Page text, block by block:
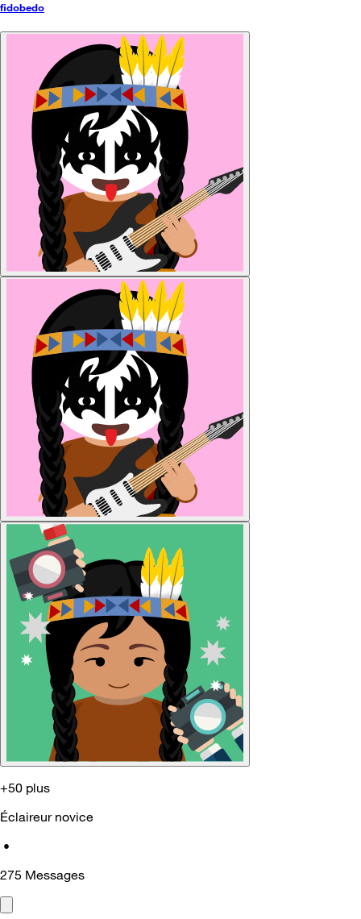
fidobedo
+50 plus
Éclaireur novice
•
275 Messages